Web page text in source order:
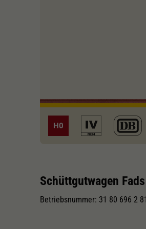
H0
Schüttgutwagen
Betriebsnummer: 31 80 696 2